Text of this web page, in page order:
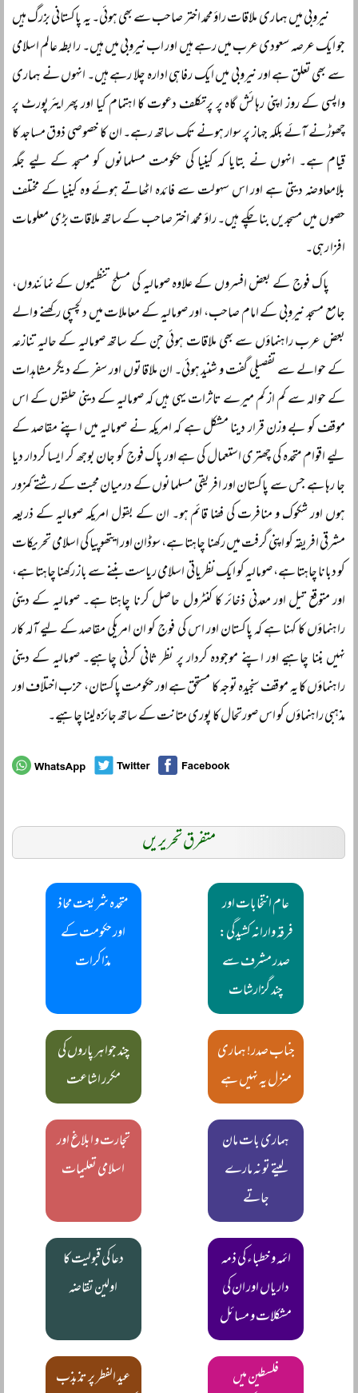
نیروبی میں ہماری ملاقات راؤ محمد اختر صاحب سے بھی ہوئی۔ یہ پاکستانی بزرگ ہیں
جو ایک عرصہ سعودی عرب میں رہے ہیں اور اب نیروبی میں ہیں۔ رابطہ عالم اسلامی
سے بھی تعلق ہے اور نیروبی میں ایک رفاہی ادارہ چلا رہے ہیں۔ انہوں نے ہماری
واپسی کے روز اپنی رہائش گاہ پر پرتکلف دعوت کا اہتمام کیا اور پھر ایئرپورٹ پر
چھوڑنے آئے بلکہ جہاز پر سوار ہونے تک ساتھ رہے۔ ان کا خصوصی ذوق مساجد کا
قیام ہے۔ انہوں نے بتایا کہ کینیا کی حکومت مسلمانوں کو مسجد کے لیے جگہ
بلامعاوضہ دیتی ہے اور اس سہولت سے فائدہ اٹھاتے ہوئے وہ کینیا کے مختلف
حصوں میں مسجدیں بنا چکے ہیں۔ راؤ محمد اختر صاحب کے ساتھ ملاقات بڑی معلومات
افزا رہی۔
پاک فوج کے بعض افسروں کے علاوہ صومالیہ کی مسلح تنظیموں کے نمائندوں،
جامع مسجد نیروبی کے امام صاحب، اور صومالیہ کے معاملات میں دلچسپی رکھنے والے
بعض عرب راہنماؤں سے بھی ملاقات ہوئی جن کے ساتھ صومالیہ کے حالیہ تنازعہ
کے حوالے سے تفصیلی گفت و شنید ہوئی۔ ان ملاقاتوں اور سفر کے دیگر مشاہدات
کے حوالہ سے کم از کم میرے تاثرات یہی ہیں کہ صومالیہ کے دینی حلقوں کے اس
موقف کو بے وزن قرار دینا مشکل ہے کہ امریکہ نے صومالیہ میں اپنے مقاصد کے
لیے اقوام متحدہ کی چھتری استعمال کی ہے اور پاک فوج کو جان بوجھ کر ایسا کردار دیا
جا رہا ہے جس سے پاکستان اور افریقی مسلمانوں کے درمیان محبت کے رشتے کمزور
ہوں اور شکوک و منافرت کی فضا قائم ہو۔ ان کے بقول امریکہ صومالیہ کے ذریعہ
مشرقی افریقہ کو اپنی گرفت میں رکھنا چاہتا ہے، سوڈان اور ایتھوپیا کی اسلامی تحریکات
کو دبانا چاہتا ہے، صومالیہ کو ایک نظریاتی اسلامی ریاست بننے سے باز رکھنا چاہتا ہے،
اور متوقع تیل اور معدنی ذخائر کا کنٹرول حاصل کرنا چاہتا ہے۔ صومالیہ کے دینی
راہنماؤں کا کہنا ہے کہ پاکستان اور اس کی فوج کو ان امریکی مقاصد کے لیے آلہ کار
نہیں بننا چاہیے اور اپنے موجودہ کردار پر نظر ثانی کرنی چاہیے۔ صومالیہ کے دینی
راہنماؤں کا یہ موقف سنجیدہ توجہ کا مستحق ہے اور حکومت پاکستان، حزب اختلاف اور
مذہبی راہنماؤں کو اس صورتحال کا پوری متانت کے ساتھ جائزہ لینا چاہیے۔
متفرق تحریریں
عام انتخابات اور
فرقہ وارانہ کشیدگی:
صدر مشرف سے
چند گزارشات
متحدہ شریعت محاذ
اور حکومت کے
مذاکرات
جناب صدر! ہماری
منزل یہ نہیں ہے
چند جواہر پاروں کی
مکرر اشاعت
ہماری بات مان
لیتے تو نہ مارے
جاتے
تجارت و ابلاغ اور
اسلامی تعلیمات
ائمہ و خطباء کی ذمہ
داریاں اور ان کی
مشکلات و مسائل
دعا کی قبولیت کا
اولین تقاضہ
فلسطین میں
عید الفطر پر تذبذب